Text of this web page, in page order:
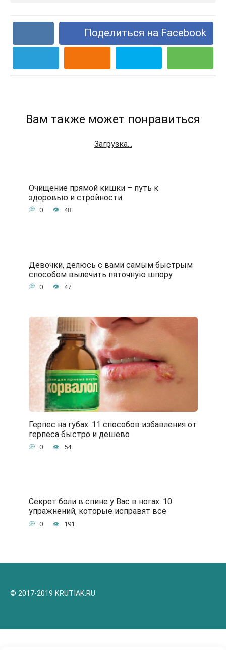
Поделиться на Facebook
Вам также может понравиться
Загрузка...
Очищение прямой кишки – путь к
здоровью и стройности
0 48
Девочки, делюсь с вами самым быстрым
способом вылечить пяточную шпору
0 47
Герпес на губах: 11 способов избавления от
герпеса быстро и дешево
0 54
Секрет боли в спине у Вас в ногах: 10
упражнений, которые исправят все
0 191
© 2017-2019 KRUTIAK.RU